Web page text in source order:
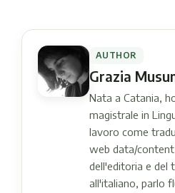
AUTHOR
Grazia
Nata a Catania,
magistrale in
lavoro come
web data/
dell'editoria e del
all'italiano, parlo